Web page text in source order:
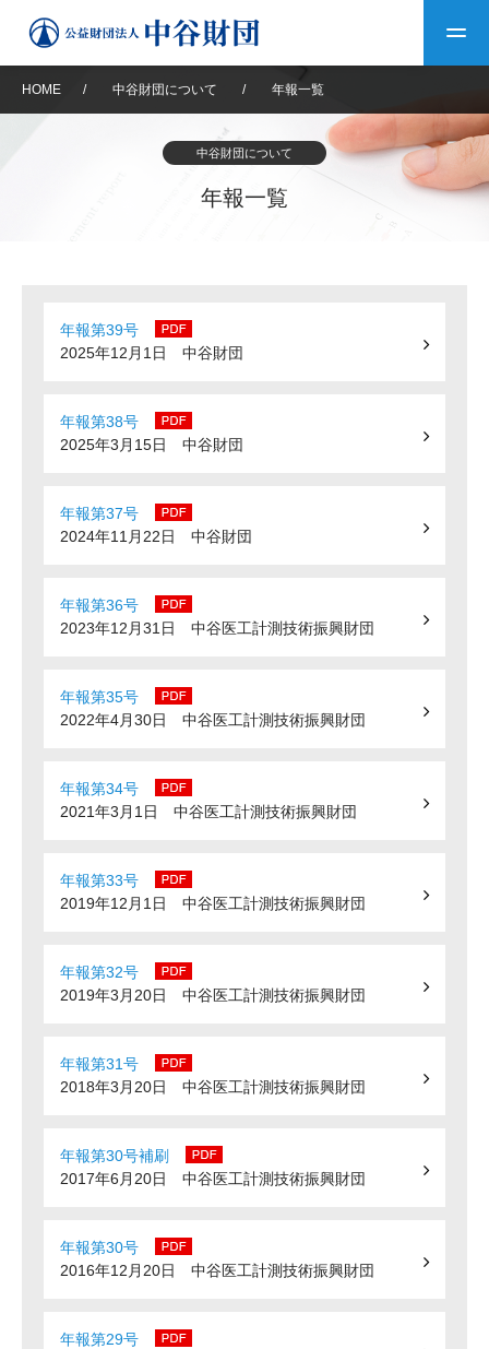
トップ
中谷財団について
設立趣意書
役員・評議員
中谷財団事業紹介
研究助成
大学院生奨学金
ム
科学教育振興助成・
中谷財団動画紹介
その他情報
個人情報保護に関する
アクセス よくあるご質問
サイトマップ 中谷財団アーカイブ
お問い合わせ
HOME / 中谷財団について / 年報一覧
中谷財団について
年報一覧
年報第29号
年報第30号
2016年12月20日 中谷医工計測技術振興財団
年報第30号補刷
2017年6月20日 中谷医工計測技術振興財団
年報第31号
2018年3月20日 中谷医工計測技術振興財団
年報第32号
2019年3月20日 中谷医工計測技術振興財団
年報第33号
2019年12月1日 中谷医工計測技術振興財団
年報第34号
2021年3月1日 中谷医工計測技術振興財団
年報第35号
2022年4月30日 中谷医工計測技術振興財団
年報第36号
2023年12月31日 中谷医工計測技術振興財団
年報第37号
2024年11月22日 中谷財団
年報第38号
2025年3月15日 中谷財団
年報第39号
2025年12月1日 中谷財団